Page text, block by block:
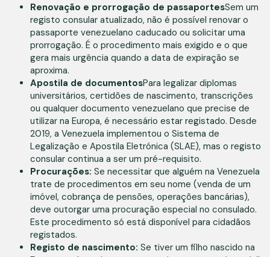
Renovação e prorrogação de passaportesSem um
registo consular atualizado, não é possível renovar o
passaporte venezuelano caducado ou solicitar uma
prorrogação. É o procedimento mais exigido e o que
gera mais urgência quando a data de expiração se
aproxima.
Apostila de documentosPara legalizar diplomas
universitários, certidões de nascimento, transcrições
ou qualquer documento venezuelano que precise de
utilizar na Europa, é necessário estar registado. Desde
2019, a Venezuela implementou o Sistema de
Legalização e Apostila Eletrónica (SLAE), mas o registo
consular continua a ser um pré-requisito.
Procurações: Se necessitar que alguém na Venezuela
trate de procedimentos em seu nome (venda de um
imóvel, cobrança de pensões, operações bancárias),
deve outorgar uma procuração especial no consulado.
Este procedimento só está disponível para cidadãos
registados.
Registo de nascimento: Se tiver um filho nascido na